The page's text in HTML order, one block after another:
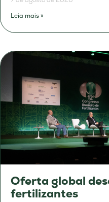
Leia mais »
Oferta global
fertilizantes